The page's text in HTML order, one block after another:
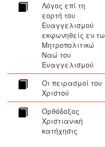
Λόγος επί τη
εορτή του
Ευαγγελισμού
εκφωνηθείς εν τω
Μητροπολιτικώ
Ναώ του
Ευαγγελισμού
Οι πειρασμοί του
Χριστού
Ορθόδοξος
Χριστιανική
κατήχησις